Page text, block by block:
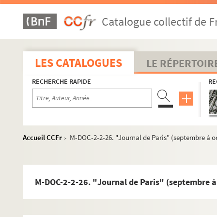
Catalogue collectif de
LES CATALOGUES LE
RECHERCHE RAPIDE
Accueil CCFr >
M-DOC-2-2-26. "Journal de Paris" (septembre à
M-DOC-2-2-26. "Journal de Paris" (septembre
M-DOC-2. Ancien régime et République
M-DOC-2-1. Journaux locaux
M-DOC-2-2. Journaux ancien régime, république
M-DOC-2-2-1. "Le Surveillant"
M-DOC-2-2-2. "Le Surveillant"
M-DOC-2-2-3. Journal des défenseurs de la patrie
M-DOC-2-2-4. Décret de la convention nationale
M-DOC-2-2-5. Proclamation des citoyens…
M-DOC-2-2-9. Journal de Bruxelles